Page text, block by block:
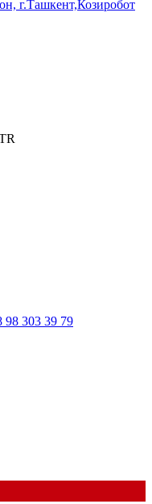
г.Ташкент,Козиробот
98 303 39 79